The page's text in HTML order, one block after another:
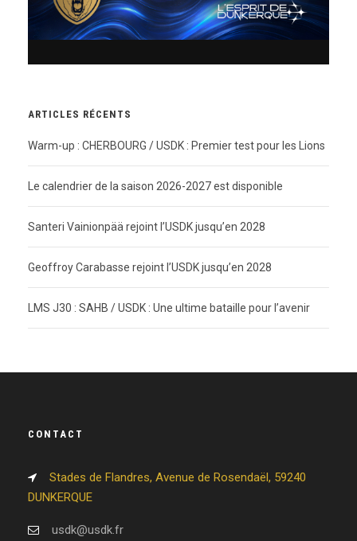
ARTICLES RÉCENTS
Warm-up : CHERBOURG / USDK : Premier test pour les Lions
Le calendrier de la saison 2026-2027 est disponible
Santeri Vainionpää rejoint l’USDK jusqu’en 2028
Geoffroy Carabasse rejoint l’USDK jusqu’en 2028
LMS J30 : SAHB / USDK : Une ultime bataille pour l’avenir
CONTACT
Stades de Flandres, Avenue de Rosendaël, 59240
DUNKERQUE
usdk@usdk.fr